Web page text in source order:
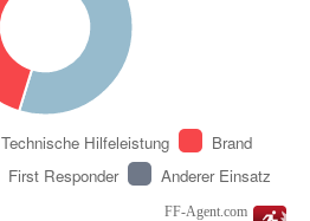
Technische Hilfeleistung
Brand
First Responder Anderer Einsatz
FF-Agent.com